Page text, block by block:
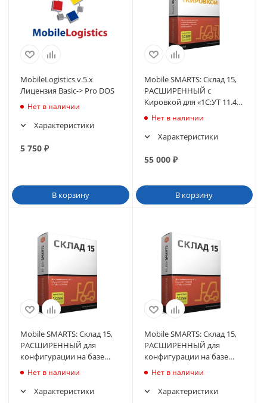
MobileLogistics v.5.x
Лицензия Basic-> Pro DOS
Нет в наличии
Характеристики
5 750 ₽
В корзину
Mobile SMARTS: Склад 15,
РАСШИРЕННЫЙ с
Кировкой для «1С:УТ 11.4»
11.4.10.89 и выше до
Нет в наличии
Характеристики
55 000₽
В корзину
Mobile SMARTS: Склад 15,
РАСШИРЕННЫЙ для
конфигурации на базе
«1С:Предприятия 8.3»
Нет в наличии
Характеристики
Mobile SMARTS: Склад 15,
РАСШИРЕННЫЙ для
конфигурации на базе
«1С:Предприятия 8.2»
Нет в наличии
Характеристики